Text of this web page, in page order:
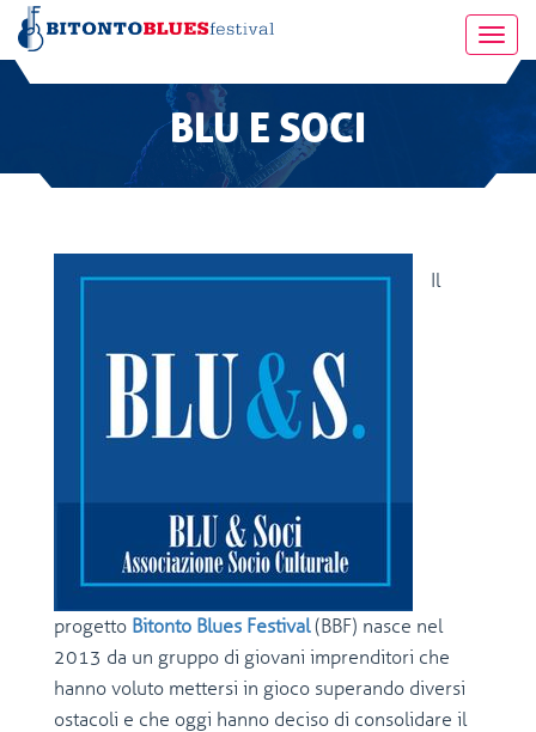
BLU E SOCI
Il
progetto Bitonto Blues Festival(BBF) nasce nel
2013 da un gruppo di giovani imprenditori che
hanno voluto mettersi in gioco superando diversi
ostacoli e che oggi hanno deciso di consolidare il